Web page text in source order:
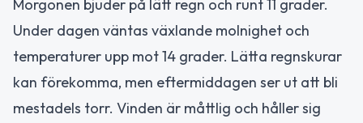
Morgonen bjuder på lätt regn och runt 11 grader.
Under dagen väntas växlande molnighet och
temperaturer upp mot 14 grader. Lätta regnskurar
kan förekomma, men eftermiddagen ser ut att bli
mestadels torr. Vinden är måttlig och håller sig